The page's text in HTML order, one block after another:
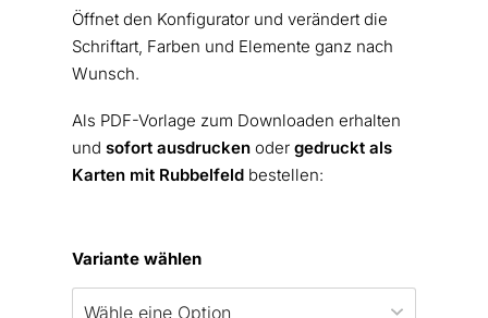
Öffnet den Konfigurator und verändert die
Schriftart, Farben und Elemente ganz nach
Wunsch.
Als PDF-Vorlage zum Downloaden erhalten
und sofort ausdruckenoder gedruckt als
Karten mit Rubbelfeldbestellen:
Variante wählen